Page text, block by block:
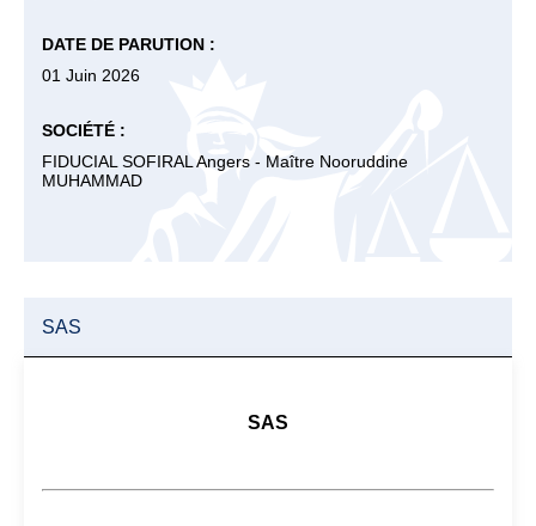
DATE DE PARUTION :
01 Juin 2026
SOCIÉTÉ :
FIDUCIAL SOFIRAL Angers - Maître Nooruddine
MUHAMMAD
SAS
SAS